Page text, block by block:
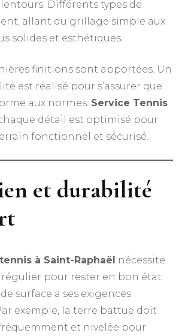
Différents types de
allant du grillage simple aux
solides et esthétiques.
finitions sont apportées. Un
est réalisé pour s’assurer que
aux normes. Service Tennis
chaque détail est optimisé pour
fonctionnel et sécurisé.
et durabilité
à Saint-Raphaël nécessite
pour rester en bon état.
surface a ses exigences
exemple, la terre battue doit
et nivelée pour